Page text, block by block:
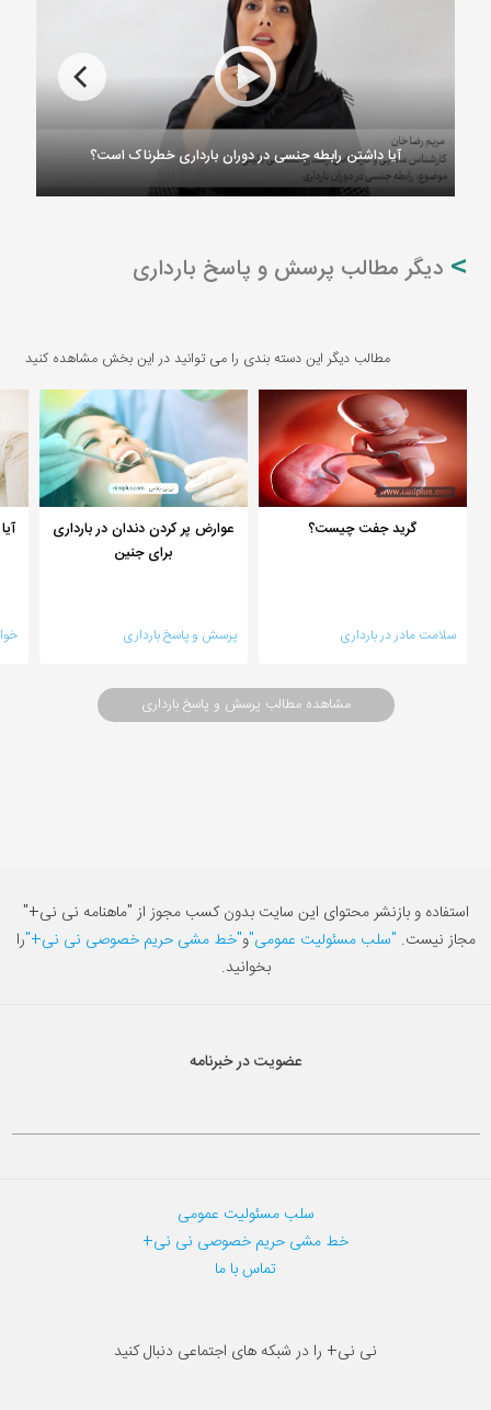
آیا داشتن رابطه جنسی در دوران بارداری خطرناک است؟
دیگر مطالب پرسش و پاسخ بارداری
مطالب دیگر این دسته بندی را می توانید در این بخش مشاهده کنید
گرید جفت چیست؟
سلامت مادر در بارداری
عوارض پر کردن دندان در بارداری
برای جنین
پرسش و پاسخ بارداری
مشاهده مطالب پرسش و پاسخ بارداری
استفاده و بازنشر محتوای این سایت بدون کسب مجوز از "ماهنامه نی نی+"
مجاز نیست. "سلب مسئولیت عمومی"و"خط مشی حریم خصوصی نی نی+"را
بخوانید.
عضویت در خبرنامه
سلب مسئولیت عمومی
خط مشی حریم خصوصی نی نی+
تماس با ما
نی نی+ را در شبکه های اجتماعی دنبال کنید